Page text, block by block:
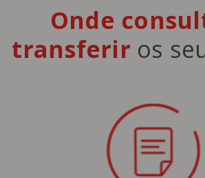
Onde
transferir os